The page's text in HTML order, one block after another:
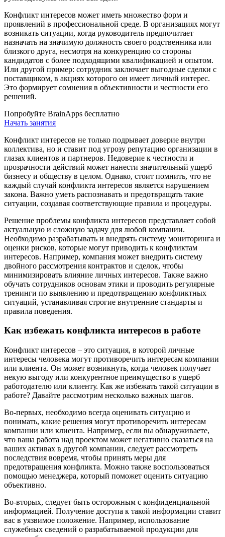
Конфликт интересов может иметь множество форм и
проявлений в профессиональной среде. В организациях могут
возникать ситуации, когда руководитель предпочитает
назначать на значимую должность своего родственника или
близкого друга, несмотря на конкуренцию со стороны
кандидатов с более подходящими квалификацией и опытом.
Или другой пример: сотрудник заключает выгодные сделки с
поставщиком, в акциях которого он имеет личный интерес.
Это формирует сомнения в объективности и честности его
решений.
Попробуйте BrainApps бесплатно
Начать занятия
Конфликт интересов не только подрывает доверие внутри
коллектива, но и ставит под угрозу репутацию организации в
глазах клиентов и партнеров. Недоверие к честности и
прозрачности действий может нанести значительный ущерб
бизнесу и обществу в целом. Однако, стоит помнить, что не
каждый случай конфликта интересов является нарушением
закона. Важно уметь распознавать и предотвращать такие
ситуации, создавая соответствующие правила и процедуры.
Решение проблемы конфликта интересов представляет собой
актуальную и сложную задачу для любой компании.
Необходимо разрабатывать и внедрять систему мониторинга и
оценки рисков, которые могут приводить к конфликтам
интересов. Например, компания может внедрить систему
двойного рассмотрения контрактов и сделок, чтобы
минимизировать влияние личных интересов. Также важно
обучать сотрудников основам этики и проводить регулярные
тренинги по выявлению и предотвращению конфликтных
ситуаций, устанавливая строгие внутренние стандарты и
правила поведения.
Как избежать конфликта интересов в работе
Конфликт интересов – это ситуация, в которой личные
интересы человека могут противоречить интересам компании
или клиента. Он может возникнуть, когда человек получает
некую выгоду или конкурентное преимущество в ущерб
работодателю или клиенту. Как же избежать такой ситуации в
работе? Давайте рассмотрим несколько важных шагов.
Во-первых, необходимо всегда оценивать ситуацию и
понимать, какие решения могут противоречить интересам
компании или клиента. Например, если вы обнаруживаете,
что ваша работа над проектом может негативно сказаться на
ваших активах в другой компании, следует рассмотреть
последствия вовремя, чтобы принять меры для
предотвращения конфликта. Можно также воспользоваться
помощью менеджера, который поможет оценить ситуацию
объективно.
Во-вторых, следует быть осторожным с конфиденциальной
информацией. Получение доступа к такой информации ставит
вас в уязвимое положение. Например, использование
служебных сведений о разрабатываемой продукции для